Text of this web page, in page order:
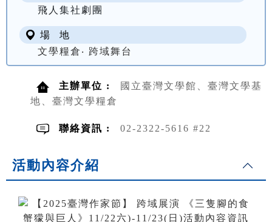
飛人集社劇團
場 地
文學糧倉‧ 跨域舞台
主辦單位 :
國立臺灣文學館、臺灣文學基
地、臺灣文學糧倉
聯絡資訊 : 02-2322-5616 #22
活動內容介紹